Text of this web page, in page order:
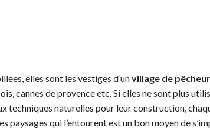
elles sont les vestiges d’unvillage de
cannes de provence etc. Si elles ne sont plus
naturelles pour leur construction,
qui l’entourent est un bon moyen de